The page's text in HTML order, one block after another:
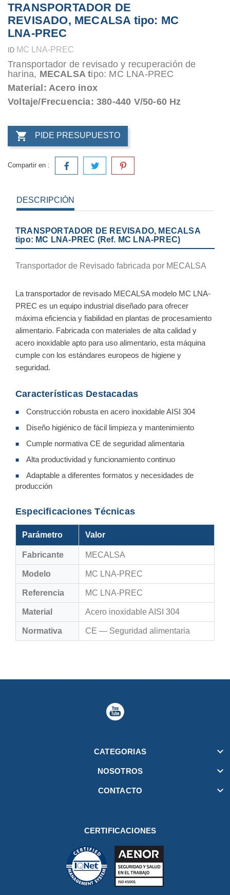
TRANSPORTADOR DE
REVISADO, MECALSA tipo: MC
LNA-PREC
ID MC LNA-PREC
Transportador de revisado y recuperación de
harina, MECALSA tipo: MC LNA-PREC
Material: Acero inox
Voltaje/Frecuencia: 380-440 V/50-60 Hz
 PIDE PRESUPUESTO
Compartir en :
DESCRIPCIÓN
TRANSPORTADOR DE REVISADO, MECALSA
tipo: MC LNA-PREC (Ref. MC LNA-PREC)
Transportador de Revisado fabricada por MECALSA
La transportador de revisado MECALSA modelo MC LNA-
PREC es un equipo industrial diseñado para ofrecer
máxima eficiencia y fiabilidad en plantas de procesamiento
alimentario. Fabricada con materiales de alta calidad y
acero inoxidable apto para uso alimentario, esta máquina
cumple con los estándares europeos de higiene y
seguridad.
Características Destacadas
■ Construcción robusta en acero inoxidable AISI 304
■ Diseño higiénico de fácil limpieza y mantenimiento
■ Cumple normativa CE de seguridad alimentaria
■ Alta productividad y funcionamiento continuo
■
Adaptable a diferentes formatos y necesidades de
producción
Especificaciones Técnicas
Parámetro Valor
Fabricante MECALSA
Modelo MC LNA-PREC
Referencia MC LNA-PREC
Material Acero inoxidable AISI 304
Normativa CE — Seguridad alimentaria
CATEGORIAS 
NOSOTROS 
CONTACTO 
CERTIFICACIONES